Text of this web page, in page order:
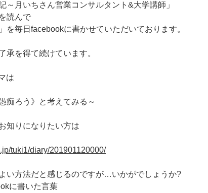
～月いちさん営業コンサルタント&大学講師」
読んで
を毎日facebookに書かせていただいております。
承を得て続けています。
は
痴ろう》と考えてみる～
知りになりたい方は
tuki1/diary/201901120000/
い方法だと感じるのですが…いかがでしょうか?
に書いた言葉